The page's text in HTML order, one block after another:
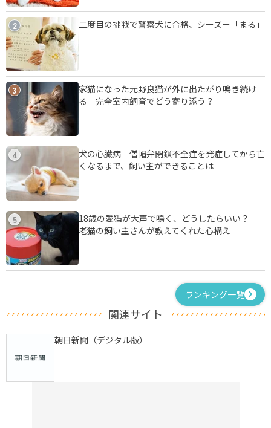
2 二度目の挑戦で警察犬に合格、シーズー「まる」
3
家猫になった元野良猫が外に出たがり鳴き続け
る 完全室内飼育でどう寄り添う？
4
犬の心臓病 僧帽弁閉鎖不全症を発症してから亡
くなるまで、飼い主ができることは
5
18歳の愛猫が大声で鳴く、どうしたらいい？
老猫の飼い主さんが教えてくれた心構え
ランキング一覧
関連サイト
朝日新聞（デジタル版）